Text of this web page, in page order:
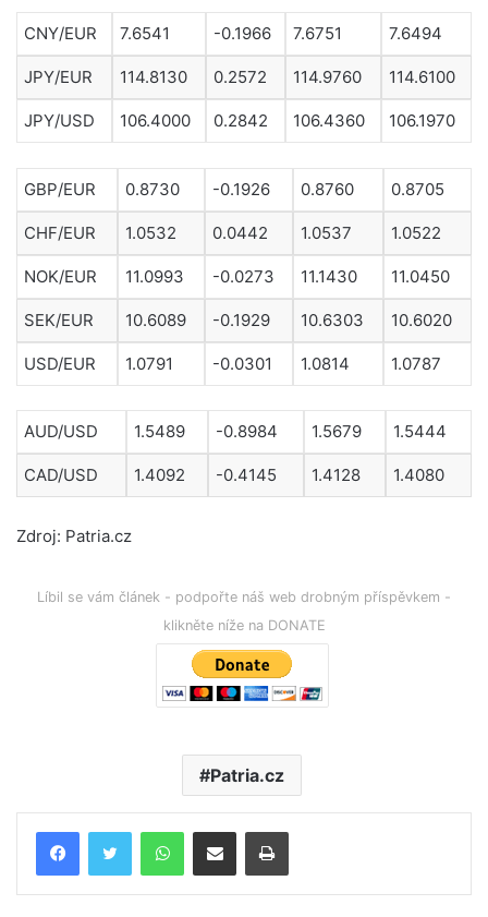
CNY/EUR 7.6541 -0.1966 7.6751 7.6494
JPY/EUR 114.8130 0.2572 114.9760 114.6100
JPY/USD 106.4000 0.2842 106.4360 106.1970
GBP/EUR 0.8730 -0.1926 0.8760 0.8705
CHF/EUR 1.0532 0.0442 1.0537 1.0522
NOK/EUR 11.0993 -0.0273 11.1430 11.0450
SEK/EUR 10.6089 -0.1929 10.6303 10.6020
USD/EUR 1.0791 -0.0301 1.0814 1.0787
AUD/USD 1.5489 -0.8984 1.5679 1.5444
CAD/USD 1.4092 -0.4145 1.4128 1.4080
Zdroj: Patria.cz
Líbil se vám článek - podpořte náš web drobným příspěvkem -
klikněte níže na DONATE
Patria.cz
Poslat emailem